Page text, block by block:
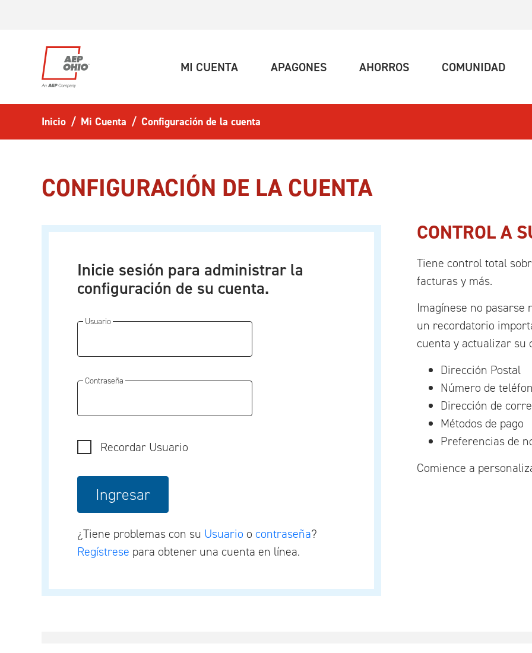
MI CUENTA (ACTUAL)APAGONES(ACTUAL)AHORROS(ACTUAL)COMUNIDAD
Inicio Mi Cuenta Configuración de la cuenta
CONFIGURACIÓN DE LA CUENTA
Inicie sesión para administrar la
configuración de su cuenta.
Usuario
Contraseña
Recordar Usuario
¿Tiene problemas con su Usuario o contraseña?
Regístrese para obtener una cuenta en línea.
CONTROL A
Tiene control total
facturas y más.
Imagínese no
un recordatorio
cuenta y actualizar su
Dirección Postal
Número de
Dirección de
Métodos de pago
Preferencias de
Comience a